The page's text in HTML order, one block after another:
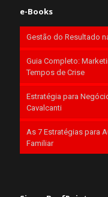
e-Books
Gestão do Resultado
Guia Completo:
Tempos de Crise
Estratégia para
Cavalcanti
As 7 Estratégias para
Familiar